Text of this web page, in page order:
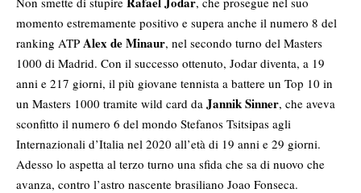
momento estremamente positivo e supera anche il numero 8 del
ranking ATP Alex de Minaur, nel secondo turno del Masters
1000 di Madrid. Con il successo ottenuto, Jodar diventa, a 19
anni e 217 giorni, il più giovane tennista a battere un Top 10 in
un Masters 1000 tramite wild card da Jannik Sinner, che aveva
sconfitto il numero 6 del mondo Stefanos Tsitsipas agli
Internazionali d’Italia nel 2020 all’età di 19 anni e 29 giorni.
Adesso lo aspetta al terzo turno una sfida che sa di nuovo che
avanza, contro l’astro nascente brasiliano Joao Fonseca.